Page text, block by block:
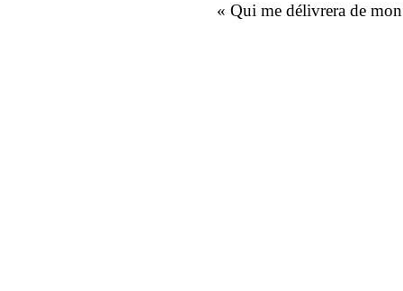
« Qui me délivrera de